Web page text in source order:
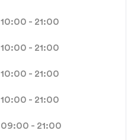
10:00 - 21:00
10:00 - 21:00
10:00 - 21:00
10:00 - 21:00
09:00 - 21:00